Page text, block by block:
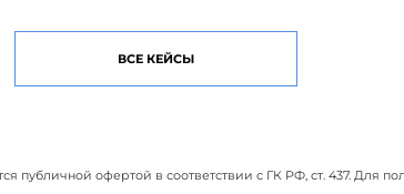
ВСЕ КЕЙСЫ
публичной офертой в соответствии с ГК РФ, ст. 437.